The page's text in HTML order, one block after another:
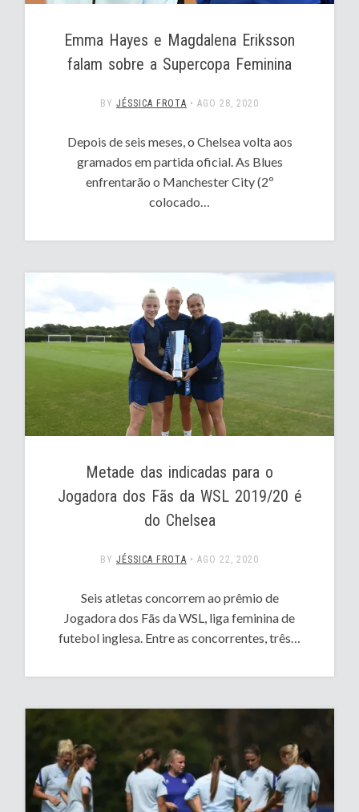
Emma Hayes e Magdalena Eriksson
falam sobre a Supercopa Feminina
BY JÉSSICA FROTA • AGO 28, 2020
Depois de seis meses, o Chelsea volta aos
gramados em partida oficial. As Blues
enfrentarão o Manchester City (2º
colocado…
Metade das indicadas para o
Jogadora dos Fãs da WSL 2019/20 é
do Chelsea
BY JÉSSICA FROTA • AGO 22, 2020
Seis atletas concorrem ao prêmio de
Jogadora dos Fãs da WSL, liga feminina de
futebol inglesa. Entre as concorrentes, três…